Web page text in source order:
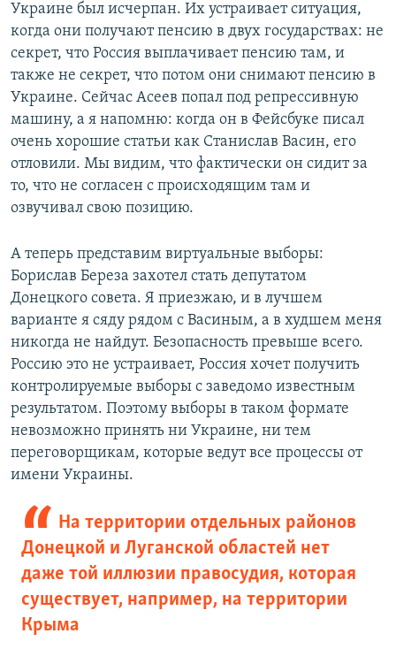
Украине был исчерпан. Их устраивает ситуация,
когда они получают пенсию в двух государствах: не
секрет, что Россия выплачивает пенсию там, и
также не секрет, что потом они снимают пенсию в
Украине. Сейчас Асеев попал под репрессивную
машину, а я напомню: когда он в Фейсбуке писал
очень хорошие статьи как Станислав Васин, его
отловили. Мы видим, что фактически он сидит за
то, что не согласен с происходящим там и
озвучивал свою позицию.
А теперь представим виртуальные выборы:
Борислав Береза захотел стать депутатом
Донецкого совета. Я приезжаю, и в лучшем
варианте я сяду рядом с Васиным, а в худшем меня
никогда не найдут. Безопасность превыше всего.
Россию это не устраивает, Россия хочет получить
контролируемые выборы с заведомо известным
результатом. Поэтому выборы в таком формате
невозможно принять ни Украине, ни тем
переговорщикам, которые ведут все процессы от
имени Украины.
На территории отдельных районов
Донецкой и Луганской областей нет
даже той иллюзии правосудия, которая
существует, например, на территории
Крыма